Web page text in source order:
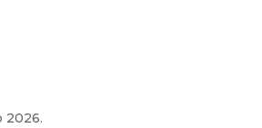
2026.